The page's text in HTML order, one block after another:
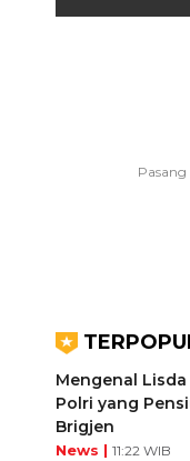
Mengenal
Polri yang
Brigjen
News | 11:22 WIB